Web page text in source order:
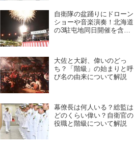
自衛隊の盆踊りにドローン
ショーや音楽演奏！北海道
の3駐屯地同日開催を含
大佐と大尉、偉いのどっ
ち？「階級」の始まりと呼
び名の由来について解説
幕僚長は何人いる？総監は
どのくらい偉い？自衛官の
役職と階級について解説